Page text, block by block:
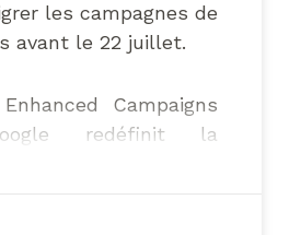
les campagnes de
avant le 22 juillet.
Campaigns
redéfinit la